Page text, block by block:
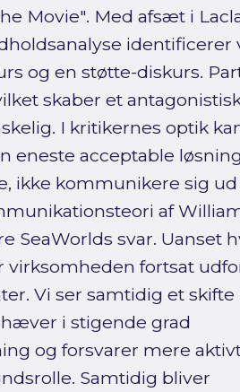
Movie". Med afsæt i
identificerer
og en støtte-diskurs.
skaber et
I kritikernes optik
eneste acceptable
ikke kommunikere sig ud
af
SeaWorlds svar. Uanset
virksomheden fortsat
Vi ser samtidig et skifte
i stigende grad
og forsvarer mere
Samtidig bliver